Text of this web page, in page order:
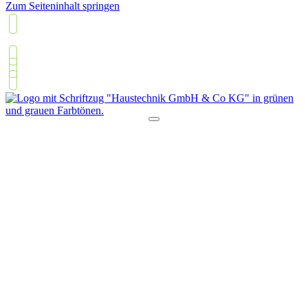
Zum Seiteninhalt springen
05426 2308